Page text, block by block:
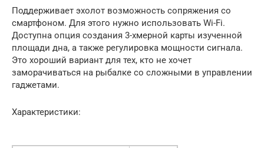
Поддерживает эхолот возможность сопряжения со
смартфоном. Для этого нужно использовать Wi-Fi.
Доступна опция создания 3-хмерной карты изученной
площади дна, а также регулировка мощности сигнала.
Это хороший вариант для тех, кто не хочет
заморачиваться на рыбалке со сложными в управлении
гаджетами.
Характеристики: